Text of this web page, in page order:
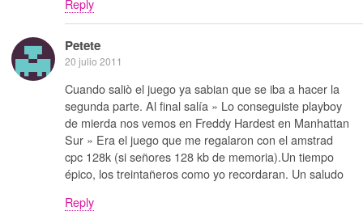
Reply
Petete
20 julio 2011
Cuando saliò el juego ya sabian que se iba a hacer la
segunda parte. Al final salía » Lo conseguiste playboy
de mierda nos vemos en Freddy Hardest en Manhattan
Sur » Era el juego que me regalaron con el amstrad
cpc 128k (si señores 128 kb de memoria).Un tiempo
épico, los treintañeros como yo recordaran. Un saludo
Reply